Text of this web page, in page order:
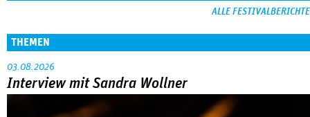
ALLE FESTIVALBERICHTE
THEMEN
03.08.2026
Interview mit Sandra Wollner